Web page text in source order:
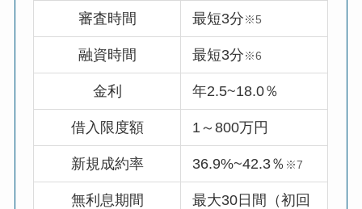
審査時間 最短3分※5
融資時間 最短3分※6
金利 年2.5~18.0％
借入限度額 1～800万円
新規成約率 36.9%~42.3％ ※7
無利息期間
最大30日間（初回